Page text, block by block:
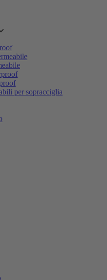
per sopracciglia